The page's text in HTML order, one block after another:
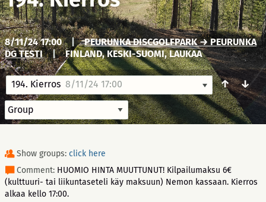
8/11/24 17:00 |
PEURUNKA DISCGOLFPARK → PEURUNKA
DG TESTI
| FINLAND, KESKI-SUOMI, LAUKAA
194. Kierros 8/11/24 17:00 ↑ ↓
Show groups: click here
Comment: HUOMIO HINTA MUUTTUNUT! Kilpailumaksu 6€
(kulttuuri- tai liikuntaseteli käy maksuun) Nemon kassaan. Kierros
alkaa kello 17:00.